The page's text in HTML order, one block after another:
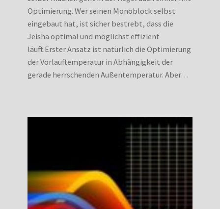
Optimierung. Wer seinen Monoblock selbst
eingebaut hat, ist sicher bestrebt, dass die
Jeisha optimal und möglichst effizient
läuft.Erster Ansatz ist natürlich die Optimierung
der Vorlauftemperatur in Abhängigkeit der
gerade herrschenden Außentemperatur. Aber…